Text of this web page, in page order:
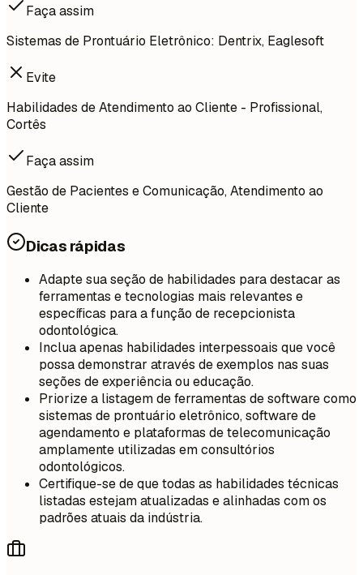
Faça assim
Sistemas de Prontuário Eletrônico: Dentrix, Eaglesoft
Evite
Habilidades de Atendimento ao Cliente - Profissional,
Cortês
Faça assim
Gestão de Pacientes e Comunicação, Atendimento ao
Cliente
Dicas rápidas
Adapte sua seção de habilidades para destacar as
ferramentas e tecnologias mais relevantes e
específicas para a função de recepcionista
odontológica.
Inclua apenas habilidades interpessoais que você
possa demonstrar através de exemplos nas suas
seções de experiência ou educação.
Priorize a listagem de ferramentas de software como
sistemas de prontuário eletrônico, software de
agendamento e plataformas de telecomunicação
amplamente utilizadas em consultórios
odontológicos.
Certifique-se de que todas as habilidades técnicas
listadas estejam atualizadas e alinhadas com os
padrões atuais da indústria.